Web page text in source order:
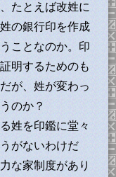
たとえば改姓に
の銀行印を作成
ことなのか。印
明するためのも
が、姓が変わっ
のか？
姓を印鑑に堂々
がないわけだ
な家制度があり